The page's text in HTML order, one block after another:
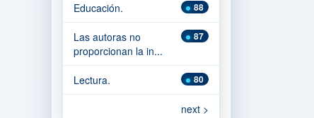
88
Educación.
87
Las autoras no
proporcionan la in...
80
Lectura.
next >